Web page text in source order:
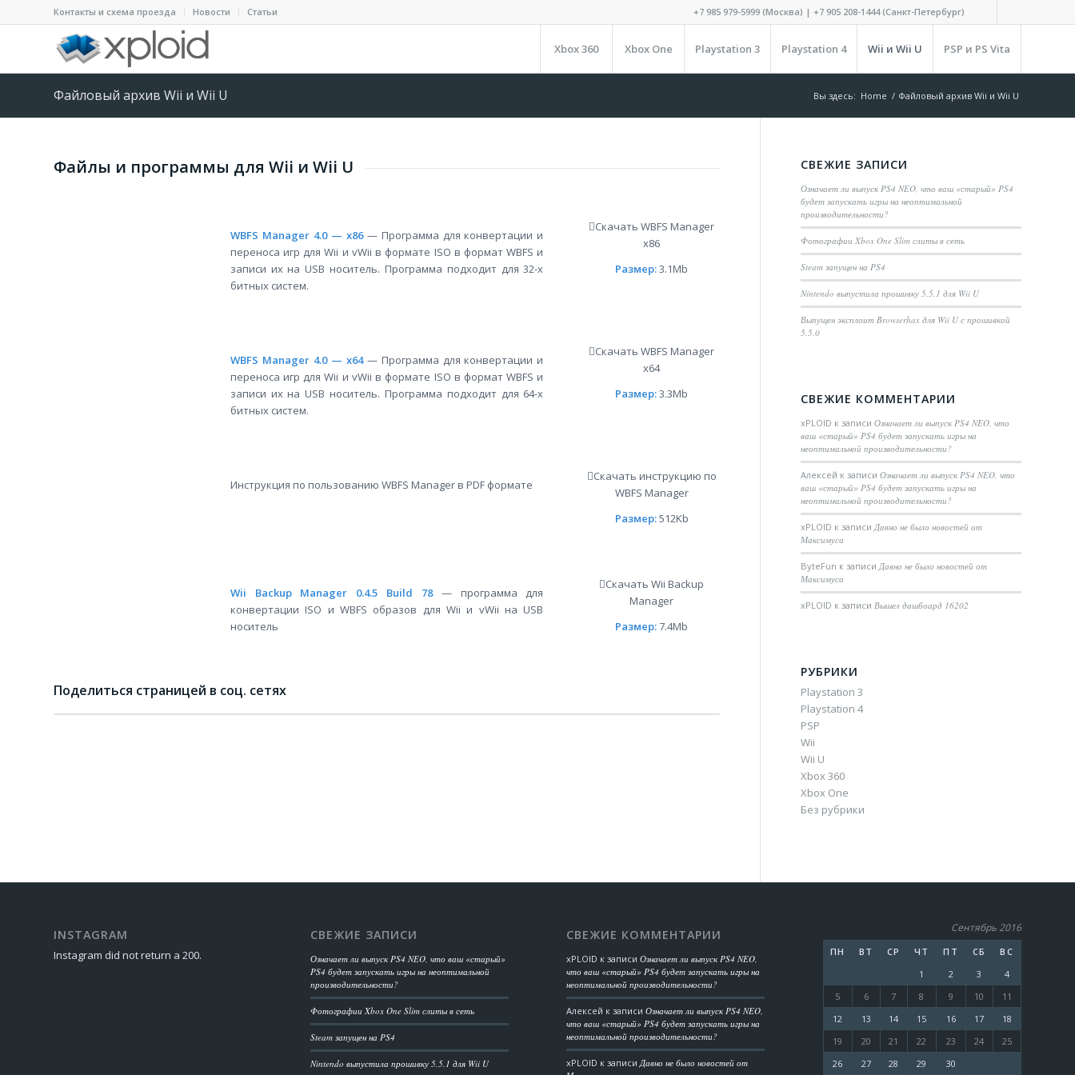
Контакты и схема проезда Новости Статьи +7 985 979-5999 (Москва) | +7 905 208-1444 (Санкт-Петербург)
Xbox 360 Xbox One Playstation 3 Playstation 4 Wii и Wii U PSP и PS Vita
Файловый архив Wii и Wii U Вы здесь: Home / Файловый архив Wii и Wii U
Файлы и программы для Wii и Wii U
WBFS Manager 4.0 — x86 — Программа для конвертации и
переноса игр для Wii и vWii в формате ISO в формат WBFS и
записи их на USB носитель. Программа подходит для 32-х
битных систем.
Скачать WBFS Manager
x86
Размер:3.1Mb
WBFS Manager 4.0 — x64 — Программа для конвертации и
переноса игр для Wii и vWii в формате ISO в формат WBFS и
записи их на USB носитель. Программа подходит для 64-х
битных систем.
Скачать WBFS Manager
x64
Размер:3.3Mb
Инструкция по пользованию WBFS Manager в PDF формате
Скачать инструкцию по
WBFS Manager
Размер:512Kb
Wii Backup Manager 0.4.5 Build 78— программа для
конвертации ISO и WBFS образов для Wii и vWii на USB
носитель
Скачать Wii Backup
Manager
Размер:7.4Mb
Поделиться страницей в соц. сетях
СВЕЖИЕ ЗАПИСИ
Означает ли выпуск PS4 NEO, что ваш «старый» PS4
будет запускать игры на неоптимальной
производительности?
Фотографии Xbox One Slim слиты в сеть
Steam запущен на PS4
Nintendo выпустила прошивку 5.5.1 для Wii U
Выпущен эксплоит Browserhax для Wii U с прошивкой
5.5.0
СВЕЖИЕ КОММЕНТАРИИ
xPLOID к записиОзначает ли выпуск PS4 NEO, что
ваш «старый» PS4 будет запускать игры на
неоптимальной производительности?
Алексей к записиОзначает ли выпуск PS4 NEO, что
ваш «старый» PS4 будет запускать игры на
неоптимальной производительности?
xPLOID к записиДавно не было новостей от
Максимуса
ByteFun к записиДавно не было новостей от
Максимуса
xPLOID к записиВышел дашбоард 16202
РУБРИКИ
Playstation 3
Playstation 4
PSP
Wii
Wii U
Xbox 360
Xbox One
Без рубрики
INSTAGRAM
Instagram did not return a 200.
СВЕЖИЕ ЗАПИСИ
Означает ли выпуск PS4 NEO, что ваш «старый»
PS4 будет запускать игры на неоптимальной
производительности?
Фотографии Xbox One Slim слиты в сеть
Steam запущен на PS4
Nintendo выпустила прошивку 5.5.1 для Wii U
СВЕЖИЕ КОММЕНТАРИИ
xPLOID к записиОзначает ли выпуск PS4 NEO,
что ваш «старый» PS4 будет запускать игры на
неоптимальной производительности?
Алексей к записиОзначает ли выпуск PS4 NEO,
что ваш «старый» PS4 будет запускать игры на
неоптимальной производительности?
xPLOID к записиДавно не было новостей от
Сентябрь 2016
ПН ВТ СР ЧТ ПТ СБ
ВС
1
2 3
4
5
6 7 8 9 10
11
12
13 14 15 16 17
18
19
20 21 22 23 24
25
26
27 28 29 30